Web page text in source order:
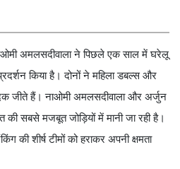
अमलसदीवाला ने पिछले एक साल में घरेलू
किया है। दोनों ने महिला डबल्स और
जीते हैं। नाओमी अमलसदीवाला और अर्जुन
की सबसे मजबूत जोड़ियों में मानी जा रही है।
की शीर्ष टीमों को हराकर अपनी क्षमता